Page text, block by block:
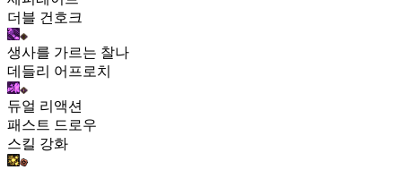
더블 건호크
생사를 가르는 찰나
데들리 어프로치
듀얼 리액션
패스트 드로우
스킬 강화